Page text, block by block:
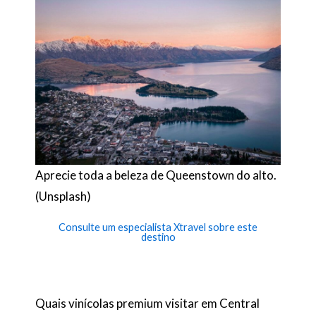
Aprecie toda a beleza de Queenstown do alto.
(Unsplash)
Consulte um especialista Xtravel sobre este
destino
Quais vinícolas premium visitar em Central